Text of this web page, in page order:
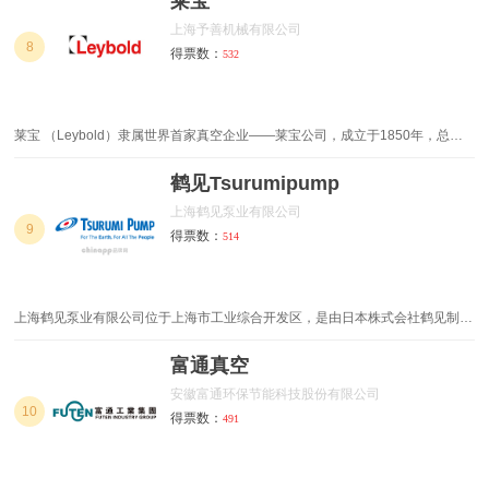
元，公司现有人员600余人，多年操作的熟练技工180人，科研人员33人，售后
服务人员46人，年销售额约1.6亿元,年销售水泵等成套设备1.2万台套。
8
上海予善机械有限公司
得票数：532
莱宝 （Leybold）隶属世界首家真空企业——莱宝公司，成立于1850年，总部
9
鹤见Tsurumipump
上海鹤见泵业有限公司
得票数：514
上海鹤见泵业有限公司位于上海市工业综合开发区，是由日本株式会社鹤见制作
电机。上海鹤见在2010 年取得了ISO9001 国际品质认证和ISO14001 国际环境
亚洲及世界。
10
富通真空
安徽富通环保节能科技股份有限公司
得票数：491